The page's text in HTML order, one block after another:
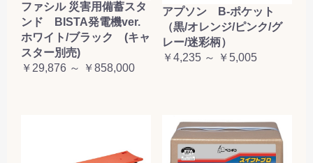
ファシル 災害用備蓄スタ
ンド BISTA発電機ver.
ホワイト/ブラック (キャ
スター別売)
￥29,876 ～ ￥858,000
アプソン B-ポケット
（黒/オレンジ/ピンク/グ
レー/迷彩柄）
￥4,235 ～ ￥5,005